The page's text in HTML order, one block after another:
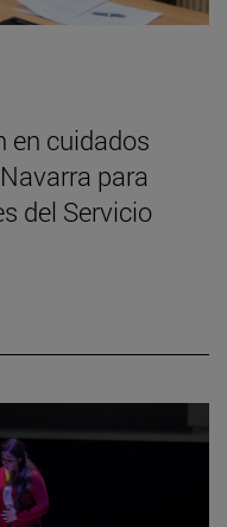
en cuidados
para
del Servicio